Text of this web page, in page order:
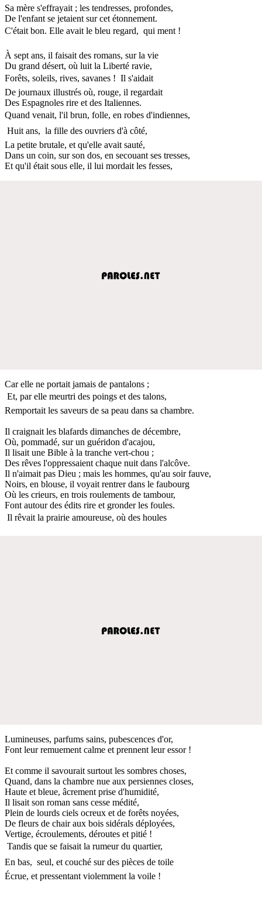
Sa mère s'effrayait ; les tendresses, profondes,
De l'enfant se jetaient sur cet étonnement.
C'était bon. Elle avait le bleu regard,  qui ment !
À sept ans, il faisait des romans, sur la vie
Du grand désert, où luit la Liberté ravie,
Forêts, soleils, rives, savanes !  Il s'aidait
De journaux illustrés où, rouge, il regardait
Des Espagnoles rire et des Italiennes.
Quand venait, l'il brun, folle, en robes d'indiennes,
 Huit ans,  la fille des ouvriers d'à côté,
La petite brutale, et qu'elle avait sauté,
Dans un coin, sur son dos, en secouant ses tresses,
Et qu'il était sous elle, il lui mordait les fesses,
Car elle ne portait jamais de pantalons ;
 Et, par elle meurtri des poings et des talons,
Remportait les saveurs de sa peau dans sa chambre.
Il craignait les blafards dimanches de décembre,
Où, pommadé, sur un guéridon d'acajou,
Il lisait une Bible à la tranche vert-chou ;
Des rêves l'oppressaient chaque nuit dans l'alcôve.
Il n'aimait pas Dieu ; mais les hommes, qu'au soir fauve,
Noirs, en blouse, il voyait rentrer dans le faubourg
Où les crieurs, en trois roulements de tambour,
Font autour des édits rire et gronder les foules.
 Il rêvait la prairie amoureuse, où des houles
Lumineuses, parfums sains, pubescences d'or,
Font leur remuement calme et prennent leur essor !
Et comme il savourait surtout les sombres choses,
Quand, dans la chambre nue aux persiennes closes,
Haute et bleue, âcrement prise d'humidité,
Il lisait son roman sans cesse médité,
Plein de lourds ciels ocreux et de forêts noyées,
De fleurs de chair aux bois sidérals déployées,
Vertige, écroulements, déroutes et pitié !
 Tandis que se faisait la rumeur du quartier,
En bas,  seul, et couché sur des pièces de toile
Écrue, et pressentant violemment la voile !